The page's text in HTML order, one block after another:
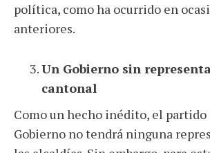
política, como ha ocurrido en
anteriores.
Un Gobierno sin
cantonal
Como un hecho inédito, el partido
Gobierno no tendrá ninguna